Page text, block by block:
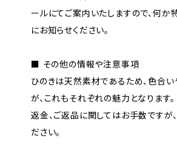
ールにてご案内いたしますので、何
にお知らせください。
■ その他の情報や注意事項
ひのきは天然素材であるため、色合
が、これもそれぞれの魅力となります。
返金、ご返品に関してはお手数ですが
ださい。